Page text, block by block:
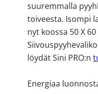
suuremmalla
toiveesta. Isompi
nyt koossa 50 X 60
löydät Sini PRO:n
Energiaa